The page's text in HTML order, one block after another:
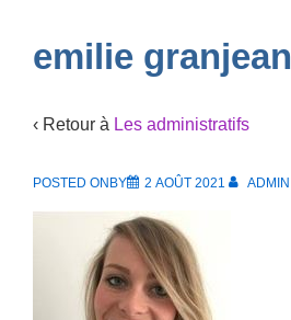
emilie granjean
‹ Retour à Les administratifs
POSTED ONBY 2 AOÛT 2021 ADMIN